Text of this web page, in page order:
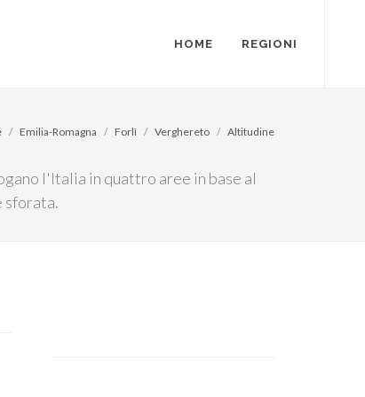
HOME REGIONI
l'Italia in quattro aree in base al
sforata.
Emilia-Romagna Forlì Verghereto Altitudine